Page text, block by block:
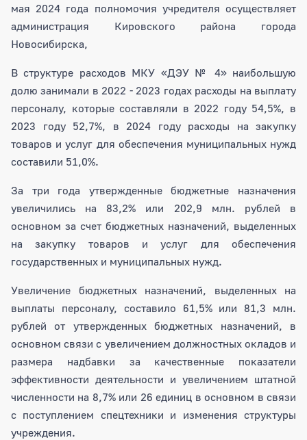
мая 2024 года полномочия учредителя осуществляет
администрация Кировского района города
Новосибирска,
В структуре расходов МКУ «ДЭУ № 4» наибольшую
долю занимали в 2022 - 2023 годах расходы на выплату
персоналу, которые составляли в 2022 году 54,5%, в
2023 году 52,7%, в 2024 году расходы на закупку
товаров и услуг для обеспечения муниципальных нужд
составили 51,0%.
За три года утвержденные бюджетные назначения
увеличились на 83,2% или 202,9 млн. рублей в
основном за счет бюджетных назначений, выделенных
на закупку товаров и услуг для обеспечения
государственных и муниципальных нужд.
Увеличение бюджетных назначений, выделенных на
выплаты персоналу, составило 61,5% или 81,3 млн.
рублей от утвержденных бюджетных назначений, в
основном связи с увеличением должностных окладов и
размера надбавки за качественные показатели
эффективности деятельности и увеличением штатной
численности на 8,7% или 26 единиц в основном в связи
с поступлением спецтехники и изменения структуры
учреждения.